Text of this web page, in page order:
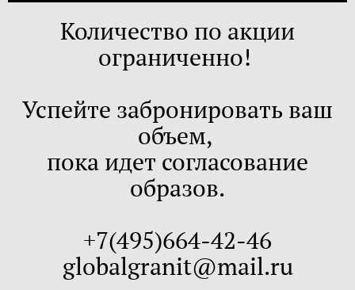
Количество по акции
ограниченно!
Успейте забронировать ваш
объем,
пока идет согласование
образов.
+7(495)664-42-46
globalgranit@mail.ru